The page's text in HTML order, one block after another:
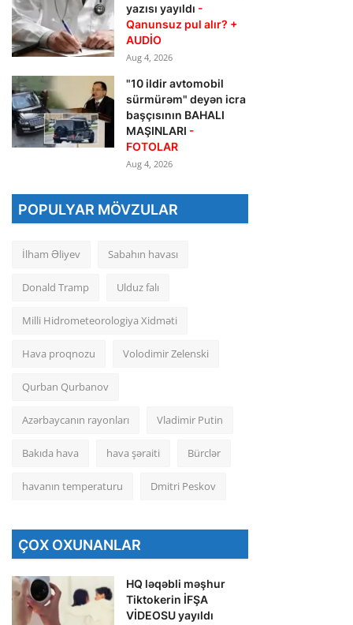
yazısı yayıldı -
Qanunsuz pul alır? +
AUDİO
Aug 4, 2026
"10 ildir avtomobil
sürmürəm" deyən icra
başçısının BAHALI
MAŞINLARI -
FOTOLAR
Aug 4, 2026
POPULYAR MÖVZULAR
İlham Əliyev Sabahın havası
Donald Tramp Ulduz falı
Milli Hidrometeorologiya Xidməti
Hava proqnozu Volodimir Zelenski
Qurban Qurbanov
Azərbaycanın rayonları Vladimir Putin
Bakıda hava hava şəraiti Bürclər
havanın temperaturu Dmitri Peskov
ÇOX OXUNANLAR
HQ ləqəbli məşhur
Tiktokerin İFŞA
VİDEOSU yayıldı